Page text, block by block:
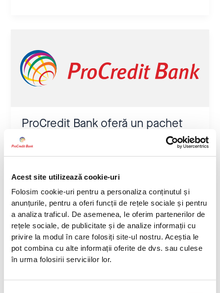
Acest site utilizează cookie-uri
Folosim cookie-uri pentru a personaliza conținutul și
anunțurile, pentru a oferi funcții de rețele sociale și pentru
a analiza traficul. De asemenea, le oferim partenerilor de
rețele sociale, de publicitate și de analize informații cu
privire la modul în care folosiți site-ul nostru. Aceștia le
pot combina cu alte informații oferite de dvs. sau culese
în urma folosirii serviciilor lor.
ProCredit Bank oferă un pachet
special pentru firmele cu
activitate contabilă
oferă
un
pachet
special
cu
activitate
contabilă
Împrumut
sindicalizat
de
milioane